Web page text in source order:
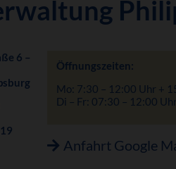
6 –
Öffnungszeiten:
Mo: 7:30 – 12:00 Uhr +
Di – Fr: 07:30 – 12:00 Uhr
Anfahrt Google